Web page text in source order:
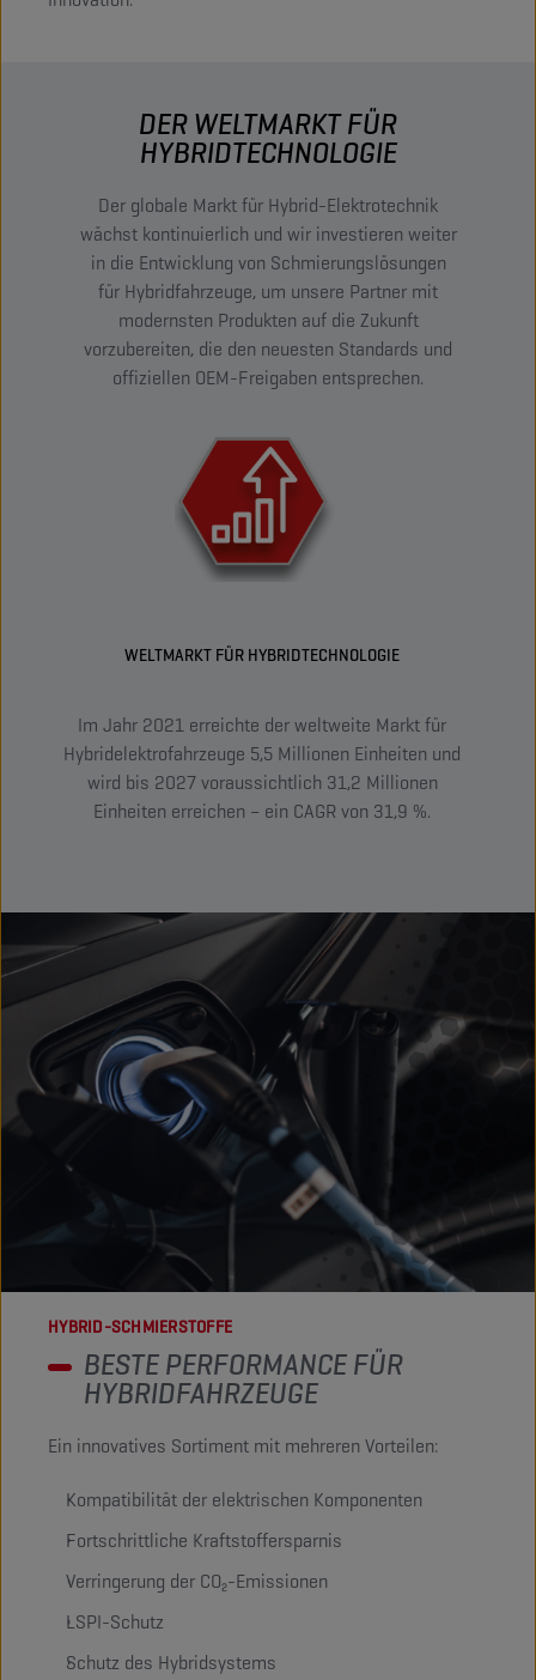
DER WELTMARKT FÜR
HYBRIDTECHNOLOGIE
Der globale Markt für Hybrid-Elektrotechnik
wächst kontinuierlich und wir investieren weiter
in die Entwicklung von Schmierungslösungen
für Hybridfahrzeuge, um unsere Partner mit
modernsten Produkten auf die Zukunft
vorzubereiten, die den neuesten Standards und
offiziellen OEM-Freigaben entsprechen.
WELTMARKT FÜR HYBRIDTECHNOLOGIE
Im Jahr 2021 erreichte der weltweite Markt für
Hybridelektrofahrzeuge 5,5 Millionen Einheiten und
wird bis 2027 voraussichtlich 31,2 Millionen
Einheiten erreichen – ein CAGR von 31,9 %.
HYBRID-SCHMIERSTOFFE
BESTE PERFORMANCE FÜR
HYBRIDFAHRZEUGE
Ein innovatives Sortiment mit mehreren Vorteilen:
Kompatibilität der elektrischen Komponenten
Fortschrittliche Kraftstoffersparnis
Verringerung der CO₂-Emissionen
LSPI-Schutz
Schutz des Hybridsystems